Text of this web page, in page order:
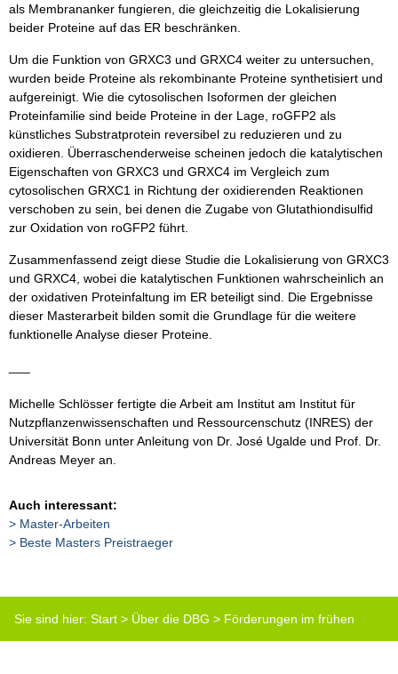
als Membrananker fungieren, die gleichzeitig die Lokalisierung
beider Proteine auf das ER beschränken.
Um die Funktion von GRXC3 und GRXC4 weiter zu untersuchen,
wurden beide Proteine als rekombinante Proteine synthetisiert und
aufgereinigt. Wie die cytosolischen Isoformen der gleichen
Proteinfamilie sind beide Proteine in der Lage, roGFP2 als
künstliches Substratprotein reversibel zu reduzieren und zu
oxidieren. Überraschenderweise scheinen jedoch die katalytischen
Eigenschaften von GRXC3 und GRXC4 im Vergleich zum
cytosolischen GRXC1 in Richtung der oxidierenden Reaktionen
verschoben zu sein, bei denen die Zugabe von Glutathiondisulfid
zur Oxidation von roGFP2 führt.
Zusammenfassend zeigt diese Studie die Lokalisierung von GRXC3
und GRXC4, wobei die katalytischen Funktionen wahrscheinlich an
der oxidativen Proteinfaltung im ER beteiligt sind. Die Ergebnisse
dieser Masterarbeit bilden somit die Grundlage für die weitere
funktionelle Analyse dieser Proteine.
Michelle Schlösser fertigte die Arbeit am Institut am Institut für
Nutzpflanzenwissenschaften und Ressourcenschutz (INRES) der
Universität Bonn unter Anleitung von Dr. José Ugalde und Prof. Dr.
Andreas Meyer an.
Auch interessant:
Master-Arbeiten
Beste Masters Preistraeger
Sie sind hier: Start > Über die DBG > Förderungen im frühen